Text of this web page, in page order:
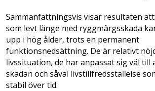
Sammanfattningsvis visar resultaten
som levt länge med ryggmärgsskada
upp i hög ålder, trots en permanent
funktionsnedsättning. De är relativt
livssituation, de har anpassat sig väl till
skadan och såväl livstillfredsställelse
stabil över tid.